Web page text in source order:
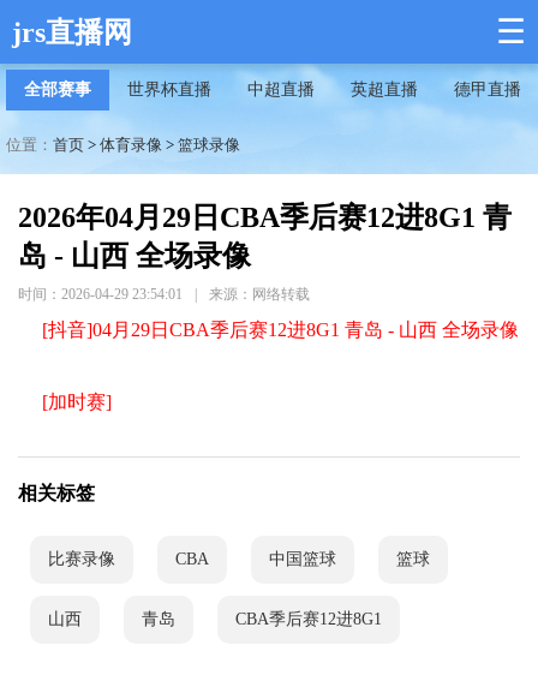
jrs直播网 ☰
全部赛事 世界杯直播 中超直播 英超直播 德甲直播
位置： 首页 > 体育录像 > 篮球录像
2026年04月29日CBA季后赛12进8G1 青
岛 - 山西 全场录像
时间：2026-04-29 23:54:01 来源：网络转载
[抖音]04月29日CBA季后赛12进8G1 青岛 - 山西 全场录像
[加时赛]
相关标签
比赛录像 CBA 中国篮球 篮球
山西 青岛 CBA季后赛12进8G1